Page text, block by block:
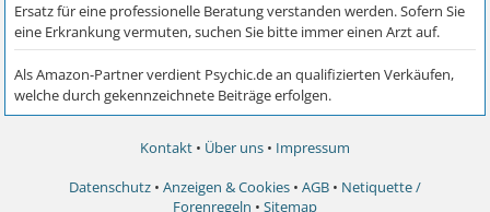
Kontakt • Über uns • Impressum
Datenschutz • Anzeigen & Cookies • AGB • Netiquette /
Forenregeln • Sitemap